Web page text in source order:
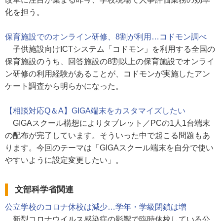
化を担う。
保育施設でのオンライン研修、8割が利用…コドモン調べ
子供施設向けICTシステム「コドモン」を利用する全国の
保育施設のうち、回答施設の8割以上の保育施設でオンライ
ン研修の利用経験があることが、コドモンが実施したアン
ケート調査から明らかになった。
【相談対応Q＆A】GIGA端末をカスタマイズしたい
GIGAスクール構想によりタブレット／PCの1人1台端末
の配布が完了しています。そういった中で起こる問題もあ
ります。今回のテーマは「GIGAスクール端末を自分で使い
やすいように設定変更したい」。
文部科学省関連
公立学校のコロナ休校は減少…学年・学級閉鎖は増